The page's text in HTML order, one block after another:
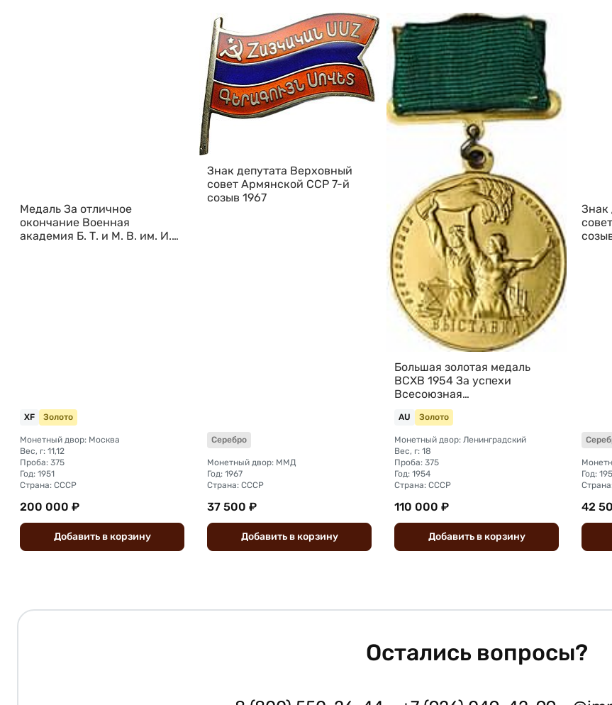
Медаль За отличное
окончание Военная
академия Б. Т. и М. В. им. И.
XF Золото
Монетный двор: Москва
Вес, г: 11,12
Проба: 375
Год: 1951
Страна: СССР
200 000 ₽
Добавить вкорзину
Знак депутата Верховный
совет Армянской ССР 7-й
созыв 1967
Серебро
Монетный двор: ММД
Год: 1967
Страна: СССР
37 500 ₽
Добавить вкорзину
Большая золотая медаль
ВСХВ 1954 За успехи
Всесоюзная
сельскохозяйственная
выставка номерная ВДНХ
AU Золото
Монетный двор: Ленинградский
Вес, г: 18
Проба: 375
Год: 1954
Страна: СССР
110 000 ₽
Добавить вкорзину
Знак
Год:
42
Остались вопросы?